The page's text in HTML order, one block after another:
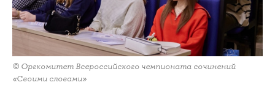
© Оргкомитет Всероссийского чемпионата сочинений
«Своими словами»